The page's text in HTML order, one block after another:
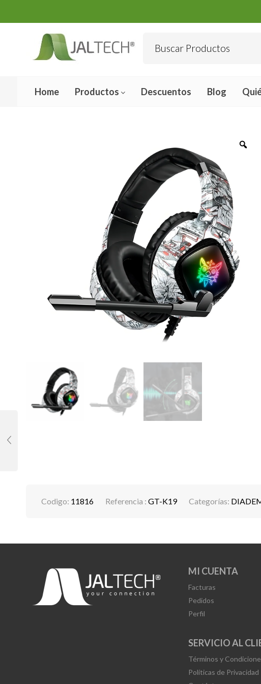
Home Productos Descuentos Blog
Codigo: 11816 Referencia : GT-K19 Categorías:
MI CUENTA
Facturas
Pedidos
Perfil
SERVICIO AL
Términos y
Políticas de Privacidad